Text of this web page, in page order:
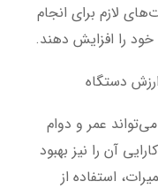
لازم برای انجام
را افزایش دهند.
دستگاه
عمر و دوام
آن را نیز بهبود
استفاده از